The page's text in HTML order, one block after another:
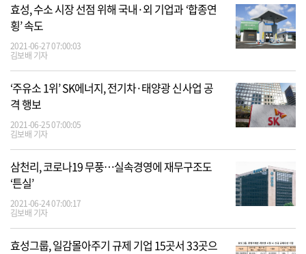
효성, 수소 시장 선점 위해 국내·외 기업과 ‘합종연
횡’ 속도
2021-06-27 07:00:03
김보배 기자
‘주유소 1위’ SK에너지, 전기차·태양광 신사업 공
격 행보
2021-06-25 07:00:05
김보배 기자
삼천리, 코로나19 무풍…실속경영에 재무구조도
‘튼실’
2021-06-24 07:00:17
김보배 기자
효성그룹, 일감몰아주기 규제 기업 15곳서 33곳으